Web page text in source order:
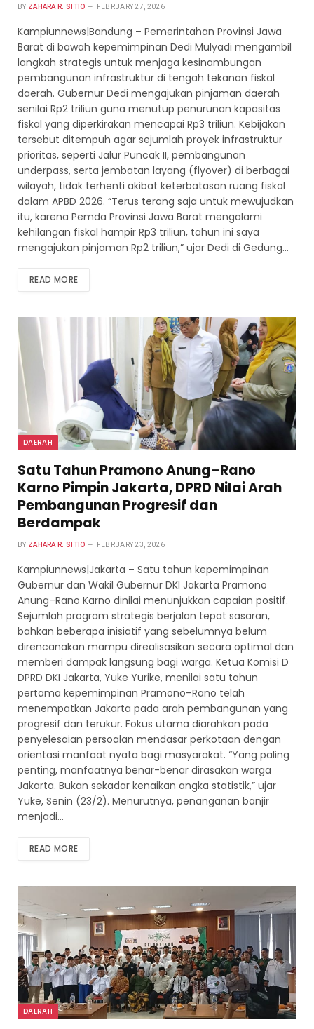
BY ZAHARA R. SITIO FEBRUARY 27, 2026
Kampiunnews|Bandung – Pemerintahan Provinsi Jawa
Barat di bawah kepemimpinan Dedi Mulyadi mengambil
langkah strategis untuk menjaga kesinambungan
pembangunan infrastruktur di tengah tekanan fiskal
daerah. Gubernur Dedi mengajukan pinjaman daerah
senilai Rp2 triliun guna menutup penurunan kapasitas
fiskal yang diperkirakan mencapai Rp3 triliun. Kebijakan
tersebut ditempuh agar sejumlah proyek infrastruktur
prioritas, seperti Jalur Puncak II, pembangunan
underpass, serta jembatan layang (flyover) di berbagai
wilayah, tidak terhenti akibat keterbatasan ruang fiskal
dalam APBD 2026. “Terus terang saja untuk mewujudkan
itu, karena Pemda Provinsi Jawa Barat mengalami
kehilangan fiskal hampir Rp3 triliun, tahun ini saya
mengajukan pinjaman Rp2 triliun,” ujar Dedi di Gedung…
READ MORE
DAERAH
Satu Tahun Pramono Anung–Rano
Karno Pimpin Jakarta, DPRD Nilai Arah
Pembangunan Progresif dan
Berdampak
BY ZAHARA R. SITIO FEBRUARY 23, 2026
Kampiunnews|Jakarta – Satu tahun kepemimpinan
Gubernur dan Wakil Gubernur DKI Jakarta Pramono
Anung–Rano Karno dinilai menunjukkan capaian positif.
Sejumlah program strategis berjalan tepat sasaran,
bahkan beberapa inisiatif yang sebelumnya belum
direncanakan mampu direalisasikan secara optimal dan
memberi dampak langsung bagi warga. Ketua Komisi D
DPRD DKI Jakarta, Yuke Yurike, menilai satu tahun
pertama kepemimpinan Pramono–Rano telah
menempatkan Jakarta pada arah pembangunan yang
progresif dan terukur. Fokus utama diarahkan pada
penyelesaian persoalan mendasar perkotaan dengan
orientasi manfaat nyata bagi masyarakat. “Yang paling
penting, manfaatnya benar-benar dirasakan warga
Jakarta. Bukan sekadar kenaikan angka statistik,” ujar
Yuke, Senin (23/2). Menurutnya, penanganan banjir
menjadi…
READ MORE
DAERAH